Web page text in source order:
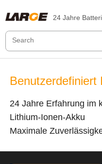
24 Jahre
Benutzerdefiniert
24 Jahre Erfahrung im
Lithium-Ionen-Akku
Maximale